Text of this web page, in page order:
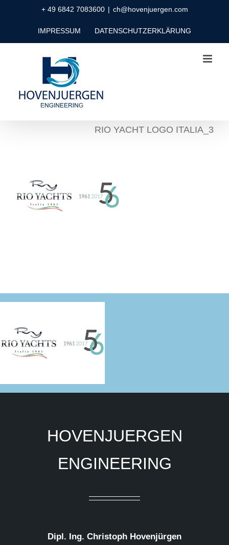
+ 49 6842 7083600 | ch@hovenjuergen.com
IMPRESSUM DATENSCHUTZERKLÄRUNG
RIO YACHT LOGO ITALIA_3
HOVENJUERGEN
ENGINEERING
Dipl. Ing. Christoph Hovenjürgen